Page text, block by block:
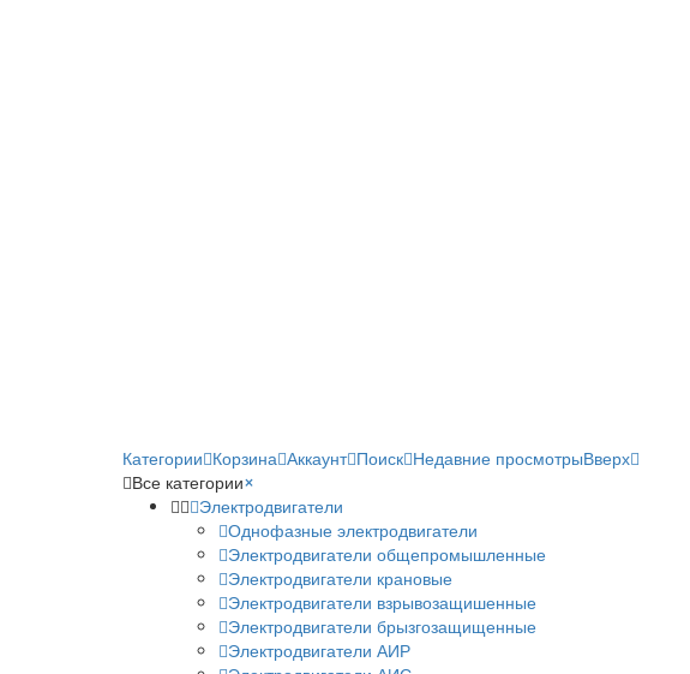
Категории Корзина Аккаунт Поиск Недавние просмотрыВверх
Все категории×
Электродвигатели
Однофазные электродвигатели
Электродвигатели общепромышленные
Электродвигатели крановые
Электродвигатели взрывозащишенные
Электродвигатели брызгозащищенные
Электродвигатели АИР